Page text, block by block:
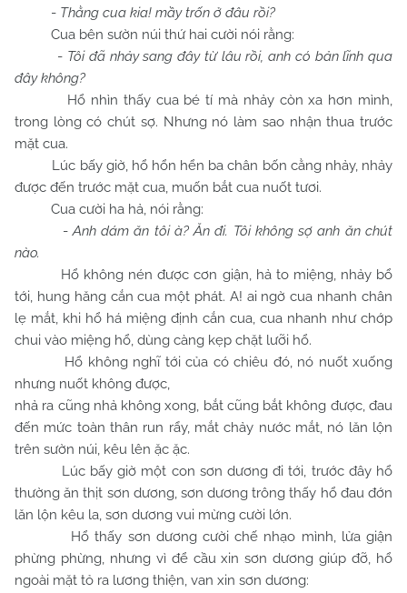
- Thằng cua kia! mầy trốn ở đâu rồi?
Cua bên sườn núi thứ hai cười nói rằng:
- Tôi đã nhảy sang đây từ lâu rồi, anh có bản lĩnh qua
đây không?
Hổ nhìn thấy cua bé tí mà nhảy còn xa hơn mình,
trong lòng có chút sợ. Nhưng nó làm sao nhận thua trước
mặt cua.
Lúc bấy giờ, hổ hổn hển ba chân bốn cằng nhảy, nhảy
được đến trước mặt cua, muốn bắt cua nuốt tươi.
Cua cười ha hả, nói rằng:
-Anh dám ăn tôi à? Ăn đi. Tôi không sợ anh ăn chút
nào.
Hổ không nén được cơn giận, hả to miệng, nhảy bổ
tới, hung hăng cắn cua một phát. A! ai ngờ cua nhanh chân
lẹ mắt, khi hổ há miệng định cắn cua, cua nhanh như chớp
chui vào miệng hổ, dùng càng kẹp chặt lưỡi hổ.
Hổ không nghĩ tới của có chiêu đó, nó nuốt xuống
nhưng nuốt không được,
nhả ra cũng nhả không xong, bắt cũng bắt không được, đau
đến mức toàn thân run rẩy, mắt chảy nước mắt, nó lăn lộn
trên sườn núi, kêu lên ặc ặc.
Lúc bấy giờ một con sơn dương đi tới, trước đây hổ
thường ăn thịt sơn dương, sơn dương trông thấy hổ đau đớn
lăn lộn kêu la, sơn dương vui mừng cười lớn.
Hổ thấy sơn dương cười chế nhạo mình, lửa giận
phừng phừng, nhưng vì để cầu xin sơn dương giúp đỡ, hổ
ngoài mặt tỏ ra lương thiện, van xin sơn dương: